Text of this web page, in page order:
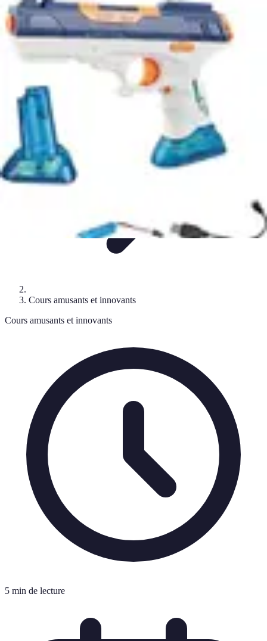
Cours Innovateurs
Technologie Arts CuisineHistoireLangues
Cours amusants et innovants
Cours amusants et innovants
5 min de lecture